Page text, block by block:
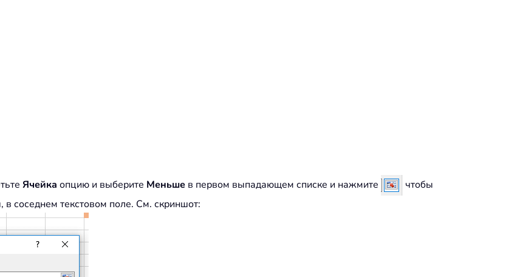
Ячейка опцию и выберите Меньше в первом выпадающем списке и нажмите
чтобы
в соседнем текстовом поле. См. скриншот: